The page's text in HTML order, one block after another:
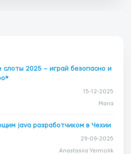
2025 – играй безопасно и
15-12-2025
Maria
java разработчиком в Чехии
29-09-2025
Anastasiia Yermolik